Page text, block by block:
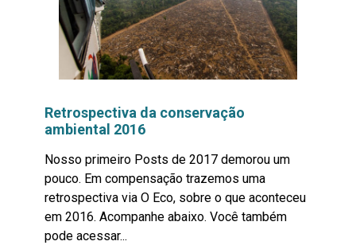
Retrospectiva da conservação
ambiental 2016
Nosso primeiro Posts de 2017 demorou um
pouco. Em compensação trazemos uma
retrospectiva via O Eco, sobre o que aconteceu
em 2016. Acompanhe abaixo. Você também
pode acessar...